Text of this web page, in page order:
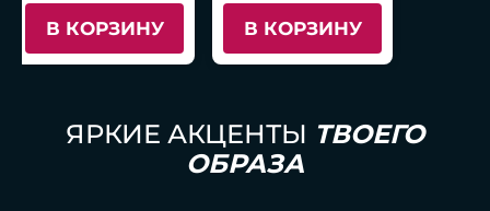
В КОРЗИНУ В КОРЗИНУ
ЯРКИЕ АКЦЕНТЫ ТВОЕГО
ОБРАЗА